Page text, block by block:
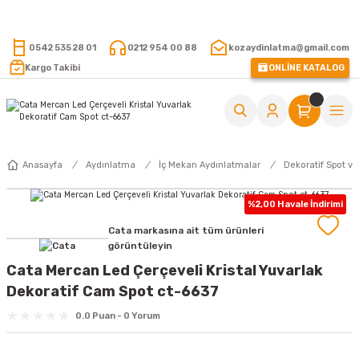
0542 535 28 01 0212 954 00 88
kozaydinlatma@gmail.com
Kargo Takibi
ONLİNE KATALOG
Anasayfa Aydınlatma İç Mekan Aydınlatmalar Dekoratif Spot
%2,00 Havale İndirimi
Cata markasına ait tüm ürünleri
görüntüleyin
Cata Mercan Led Çerçeveli Kristal Yuvarlak
Dekoratif Cam Spot ct-6637
0.0 Puan - 0 Yorum